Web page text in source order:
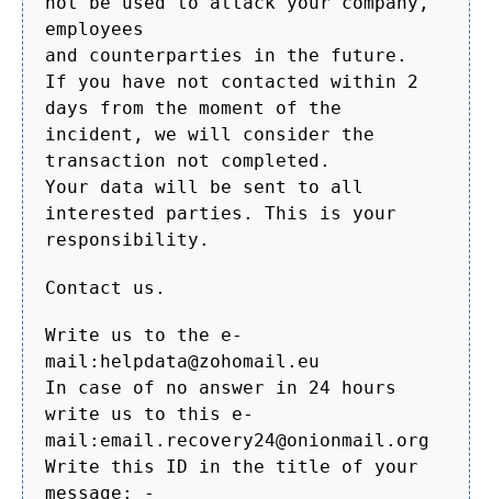
employees
and counterparties in the future.
If you have not contacted within 2
days from the moment of the
incident, we will consider the
transaction not completed.
Your data will be sent to all
interested parties. This is your
responsibility.
Contact us.
Write us to the e-
mail:helpdata@zohomail.eu
In case of no answer in 24 hours
write us to this e-
mail:email.recovery24@onionmail.org
Write this ID in the title of your
message: -